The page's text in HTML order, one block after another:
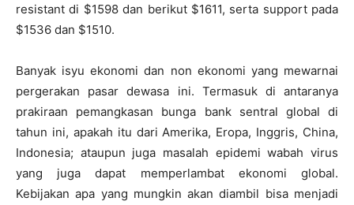
resistant di $1598 dan berikut $1611, serta support pada
$1536 dan $1510.
Banyak isyu ekonomi dan non ekonomi yang mewarnai
pergerakan pasar dewasa ini. Termasuk di antaranya
prakiraan pemangkasan bunga bank sentral global di
tahun ini, apakah itu dari Amerika, Eropa, Inggris, China,
Indonesia; ataupun juga masalah epidemi wabah virus
yang juga dapat memperlambat ekonomi global.
Kebijakan apa yang mungkin akan diambil bisa menjadi